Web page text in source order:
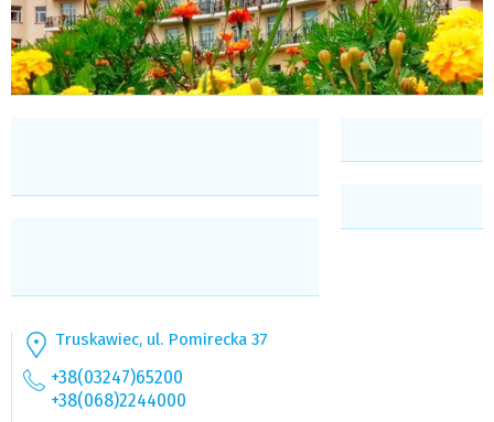
Truskawiec, ul. Pomirecka 37
+38(03247)65200
+38(068)2244000